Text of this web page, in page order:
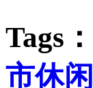
Tags：
市休闲